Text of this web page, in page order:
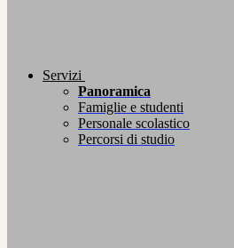
Servizi
Panoramica
Famiglie e studenti
Personale scolastico
Percorsi di studio